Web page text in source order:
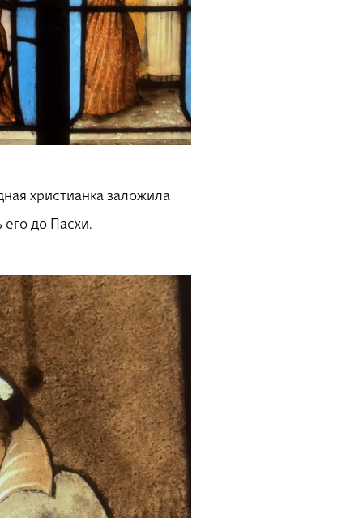
христианка заложила
до Пасхи.